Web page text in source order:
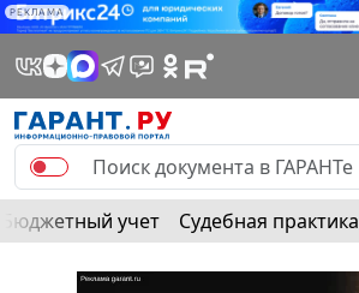
РЕКЛАМА
Бюджетный учет Судебная практика